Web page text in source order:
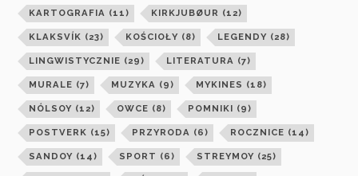
KARTOGRAFIA (11) KIRKJUBØUR (12)
KLAKSVÍK (23) KOŚCIOŁY (8) LEGENDY (28)
LINGWISTYCZNIE (29) LITERATURA (7)
MURALE (7) MUZYKA (9) MYKINES (18)
NÓLSOY (12) OWCE (8) POMNIKI (9)
POSTVERK (15) PRZYRODA (6) ROCZNICE (14)
SANDOY (14) SPORT (6) STREYMOY (25)